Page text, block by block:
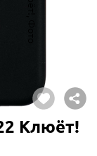
Клюёт!